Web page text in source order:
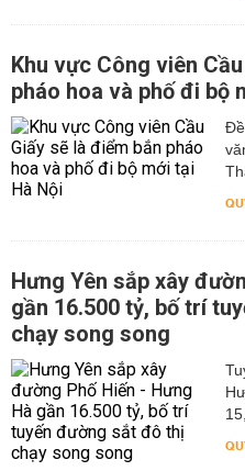
Khu vực Công viên
pháo hoa và phố đi bộ
Hưng Yên sắp xây
gần 16.500 tỷ, bố trí
chạy song song